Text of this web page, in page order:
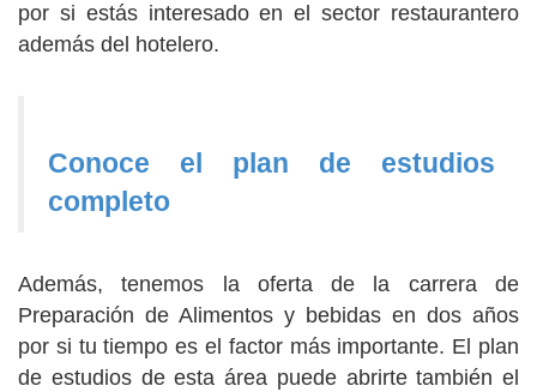
por si estás interesado en el sector restaurantero
además del hotelero.
Conoce el plan de estudios
completo
Además, tenemos la oferta de la carrera de
Preparación de Alimentos y bebidas en dos años
por si tu tiempo es el factor más importante. El plan
de estudios de esta área puede abrirte también el